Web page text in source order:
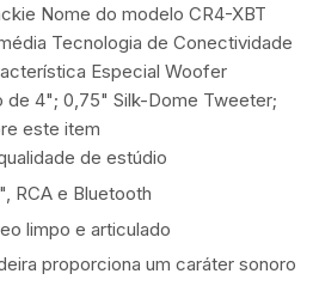
Nome do modelo CR4-XBT
Tecnologia de Conectividade
Especial Woofer
de 4"; 0,75" Silk-Dome Tweeter;
este item
de estúdio
RCA e Bluetooth
limpo e articulado
proporciona um caráter sonoro